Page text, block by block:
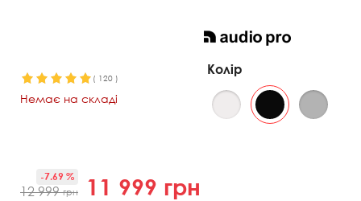
( 120 )
Немає на складі
Колір
12 999 грн
-7.69 % 11 999 грн